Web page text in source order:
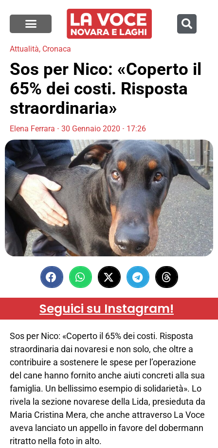
Attualità, Cronaca
Sos per Nico: «Coperto il
65% dei costi. Risposta
straordinaria»
Elena Ferrara 30 Gennaio 2020 17:26
Seguici su Instagram!
Sos per Nico: «Coperto il 65% dei costi. Risposta
straordinaria dai novaresi e non solo, che oltre a
contribuire a sostenere le spese per l’operazione
del cane hanno fornito anche aiuti concreti alla sua
famiglia. Un bellissimo esempio di solidarietà». Lo
rivela la sezione novarese della Lida, presieduta da
Maria Cristina Mera, che anche attraverso La Voce
aveva lanciato un appello in favore del dobermann
ritratto nella foto in alto.